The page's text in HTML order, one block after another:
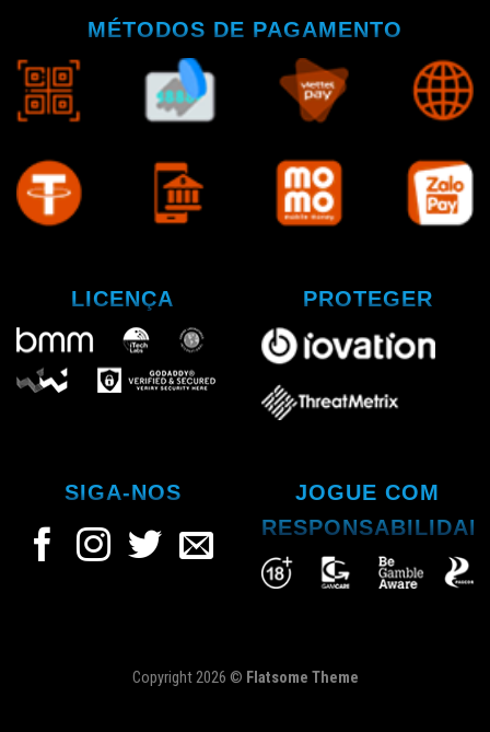
MÉTODOS DE PAGAMENTO
LICENÇA PROTEGER
SIGA-NOS
JOGUE COM
Copyright 2026 © Flatsome Theme